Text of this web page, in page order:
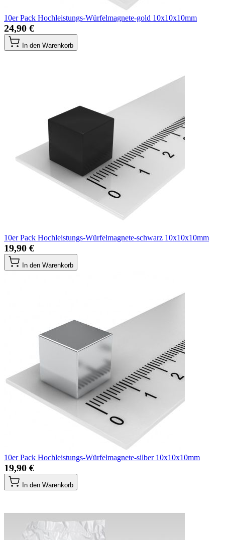
10er Pack Hochleistungs-Würfelmagnete-gold 10x10x10mm
24,90 €
In den Warenkorb
10er Pack Hochleistungs-Würfelmagnete-schwarz 10x10x10mm
19,90 €
In den Warenkorb
10er Pack Hochleistungs-Würfelmagnete-silber 10x10x10mm
19,90 €
In den Warenkorb